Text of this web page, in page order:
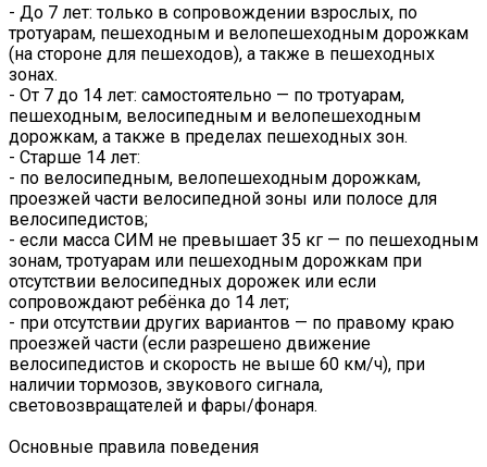
- До 7 лет: только в сопровождении взрослых, по
тротуарам, пешеходным и велопешеходным дорожкам
(на стороне для пешеходов), а также в пешеходных
зонах.
- От 7 до 14 лет: самостоятельно — по тротуарам,
пешеходным, велосипедным и велопешеходным
дорожкам, а также в пределах пешеходных зон.
- Старше 14 лет:
- по велосипедным, велопешеходным дорожкам,
проезжей части велосипедной зоны или полосе для
велосипедистов;
- если масса СИМ не превышает 35 кг — по пешеходным
зонам, тротуарам или пешеходным дорожкам при
отсутствии велосипедных дорожек или если
сопровождают ребёнка до 14 лет;
- при отсутствии других вариантов — по правому краю
проезжей части (если разрешено движение
велосипедистов и скорость не выше 60 км/ч), при
наличии тормозов, звукового сигнала,
световозвращателей и фары/фонаря.
Основные правила поведения